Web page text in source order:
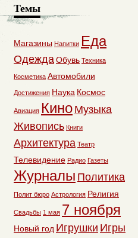
Темы
Магазины Напитки Еда
ОдеждаОбувь Техника
Косметика Автомобили
Достижения Наука Космос
Авиация Кино Музыка
Живопись Книги
Архитектура Театр
Телевидение Радио Газеты
Журналы Политика
Полит бюро Астрология Религия
Свадьбы 1 мая 7 ноября
Новый год Игрушки Игры